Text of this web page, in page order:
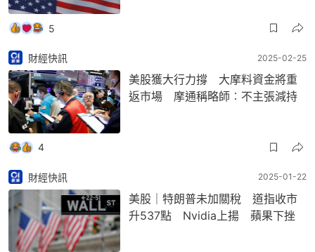
5
財經快訊 2025-02-25
美股獲大行力撐 大摩料資金將重
返市場 摩通稱略師︰不主張減持
4
財經快訊 2025-01-22
美股｜特朗普未加關稅 道指收市
升537點 Nvidia上揚 蘋果下挫